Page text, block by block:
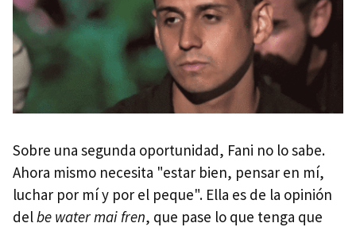
Sobre una segunda oportunidad, Fani no lo sabe.
Ahora mismo necesita "estar bien, pensar en mí,
luchar por mí y por el peque". Ella es de la opinión
delbe water mai fren, que pase lo que tenga que